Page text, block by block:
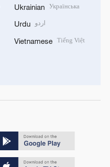
Ukrainian Українська
Urdu اردو
Vietnamese Tiếng Việt